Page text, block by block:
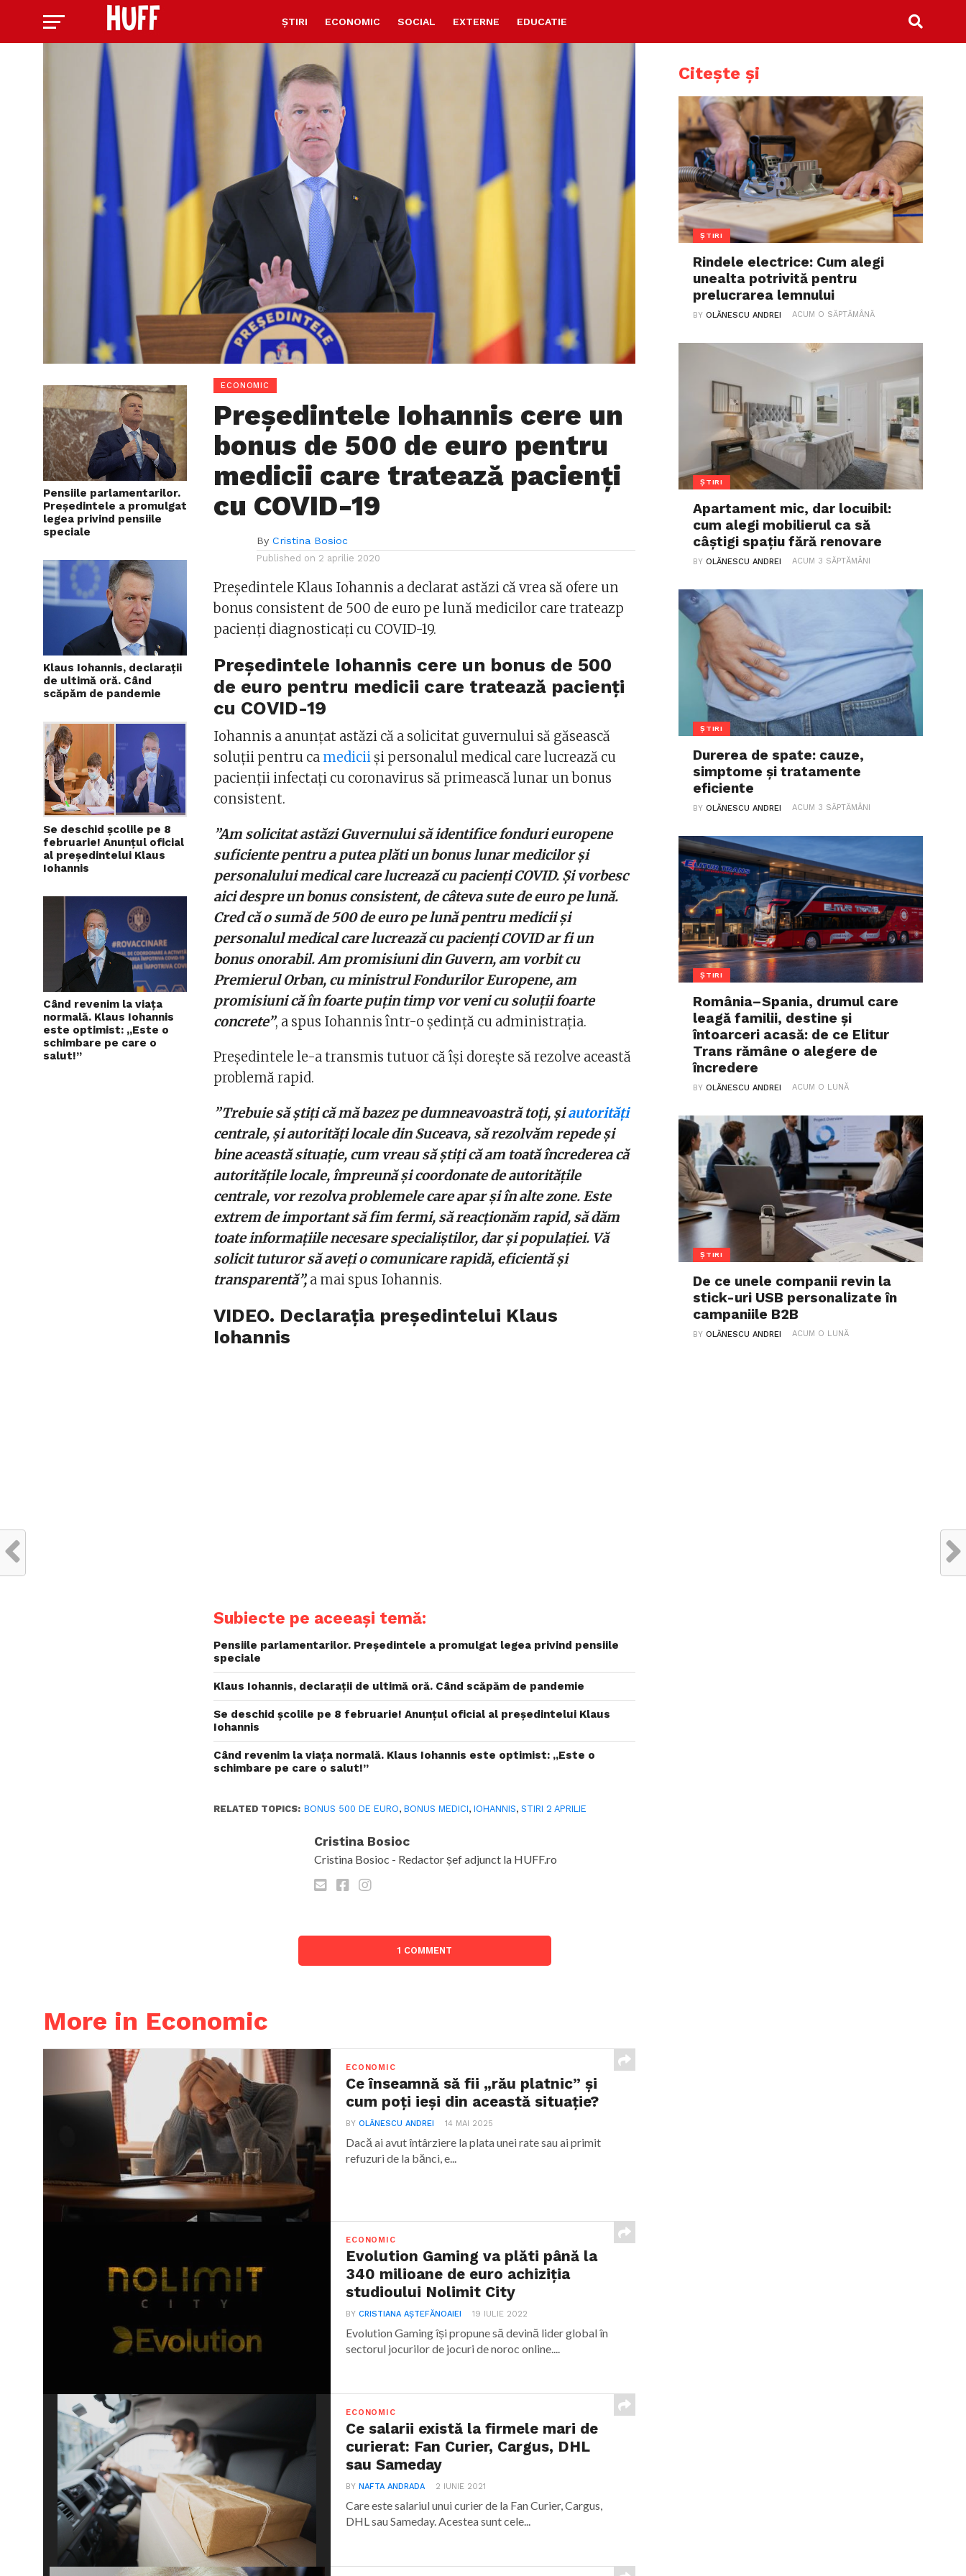
ȘTIRI ECONOMIC SOCIAL EXTERNE EDUCATIE
Pensiile parlamentarilor.
Președintele a promulgat
legea privind pensiile
speciale
Klaus Iohannis, declarații
de ultimă oră. Când
scăpăm de pandemie
Se deschid școlile pe 8
februarie! Anunțul oficial
al președintelui Klaus
Iohannis
Când revenim la viața
normală. Klaus Iohannis
este optimist: „Este o
schimbare pe care o
salut!”
ECONOMIC
Președintele Iohannis cere un
bonus de 500 de euro pentru
medicii care tratează pacienți
cu COVID-19
By Cristina Bosioc
Published on 2 aprilie 2020
Președintele Klaus Iohannis a declarat astăzi că vrea să ofere un
bonus consistent de 500 de euro pe lună medicilor care trateazp
pacienți diagnosticați cu COVID-19.
Președintele Iohannis cere un bonus de 500
de euro pentru medicii care tratează pacienți
cu COVID-19
Iohannis a anunțat astăzi că a solicitat guvernului să găsească
soluții pentru ca mediciiși personalul medical care lucrează cu
pacienții infectați cu coronavirus să primească lunar un bonus
consistent.
”Am solicitat astăzi Guvernului să identifice fonduri europene
suficiente pentru a putea plăti un bonus lunar medicilor și
personalului medical care lucrează cu pacienți COVID. Și vorbesc
aici despre un bonus consistent, de câteva sute de euro pe lună.
Cred că o sumă de 500 de euro pe lună pentru medicii și
personalul medical care lucrează cu pacienți COVID ar fi un
bonus onorabil. Am promisiuni din Guvern, am vorbit cu
Premierul Orban, cu ministrul Fondurilor Europene, am
promisiuni că în foarte puțin timp vor veni cu soluții foarte
concrete”, a spus Iohannis într-o ședință cu administrația.
Președintele le-a transmis tutuor că își dorește să rezolve această
problemă rapid.
”Trebuie să știți că mă bazez pe dumneavoastră toți, șiautorități
centrale, și autorități locale din Suceava, să rezolvăm repede și
bine această situație, cum vreau să știți că am toată încrederea că
autoritățile locale, împreună și coordonate de autoritățile
centrale, vor rezolva problemele care apar și în alte zone. Este
extrem de important să fim fermi, să reacționăm rapid, să dăm
toate informațiile necesare specialiștilor, dar și populației. Vă
solicit tuturor să aveți o comunicare rapidă, eficientă și
transparentă”, a mai spus Iohannis.
VIDEO. Declarația președintelui Klaus
Iohannis
Subiecte pe aceeași temă:
Pensiile parlamentarilor. Președintele a promulgat legea privind pensiile
speciale
Klaus Iohannis, declarații de ultimă oră. Când scăpăm de pandemie
Se deschid școlile pe 8 februarie! Anunțul oficial al președintelui Klaus
Iohannis
Când revenim la viața normală. Klaus Iohannis este optimist: „Este o
schimbare pe care o salut!”
RELATED TOPICS: BONUS 500 DE EURO,BONUS MEDICI,IOHANNIS,STIRI 2 APRILIE
Cristina Bosioc
Cristina Bosioc - Redactor șef adjunct la HUFF.ro
1 COMMENT
More in Economic
ECONOMIC
Ce înseamnă să fii „rău platnic” și
cum poți ieși din această situație?
BYOLĂNESCU ANDREI 14 MAI 2025
Dacă ai avut întârziere la plata unei rate sau ai primit
refuzuri de la bănci, e...
ECONOMIC
Evolution Gaming va plăti până la
340 milioane de euro achiziția
studioului Nolimit City
BYCRISTIANA AȘTEFĂNOAIEI 19 IULIE 2022
Evolution Gaming își propune să devină lider global în
sectorul jocurilor de jocuri de noroc online....
ECONOMIC
Ce salarii există la firmele mari de
curierat: Fan Curier, Cargus, DHL
sau Sameday
BYNAFTA ANDRADA 2 IUNIE 2021
Care este salariul unui curier de la Fan Curier, Cargus,
DHL sau Sameday. Acestea sunt cele...
Citește și
ȘTIRI
Rindele electrice: Cum alegi
unealta potrivită pentru
prelucrarea lemnului
BYOLĂNESCU ANDREI ACUM O SĂPTĂMÂNĂ
ȘTIRI
Apartament mic, dar locuibil:
cum alegi mobilierul ca să
câștigi spațiu fără renovare
BYOLĂNESCU ANDREI ACUM 3 SĂPTĂMÂNI
ȘTIRI
Durerea de spate: cauze,
simptome și tratamente
eficiente
BYOLĂNESCU ANDREI ACUM 3 SĂPTĂMÂNI
ȘTIRI
România–Spania, drumul care
leagă familii, destine și
întoarceri acasă: de ce Elitur
Trans rămâne o alegere de
încredere
BYOLĂNESCU ANDREI ACUM O LUNĂ
ȘTIRI
De ce unele companii revin la
stick-uri USB personalizate în
campaniile B2B
BYOLĂNESCU ANDREI ACUM O LUNĂ